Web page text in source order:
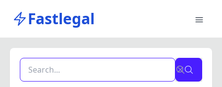
Fastlegal